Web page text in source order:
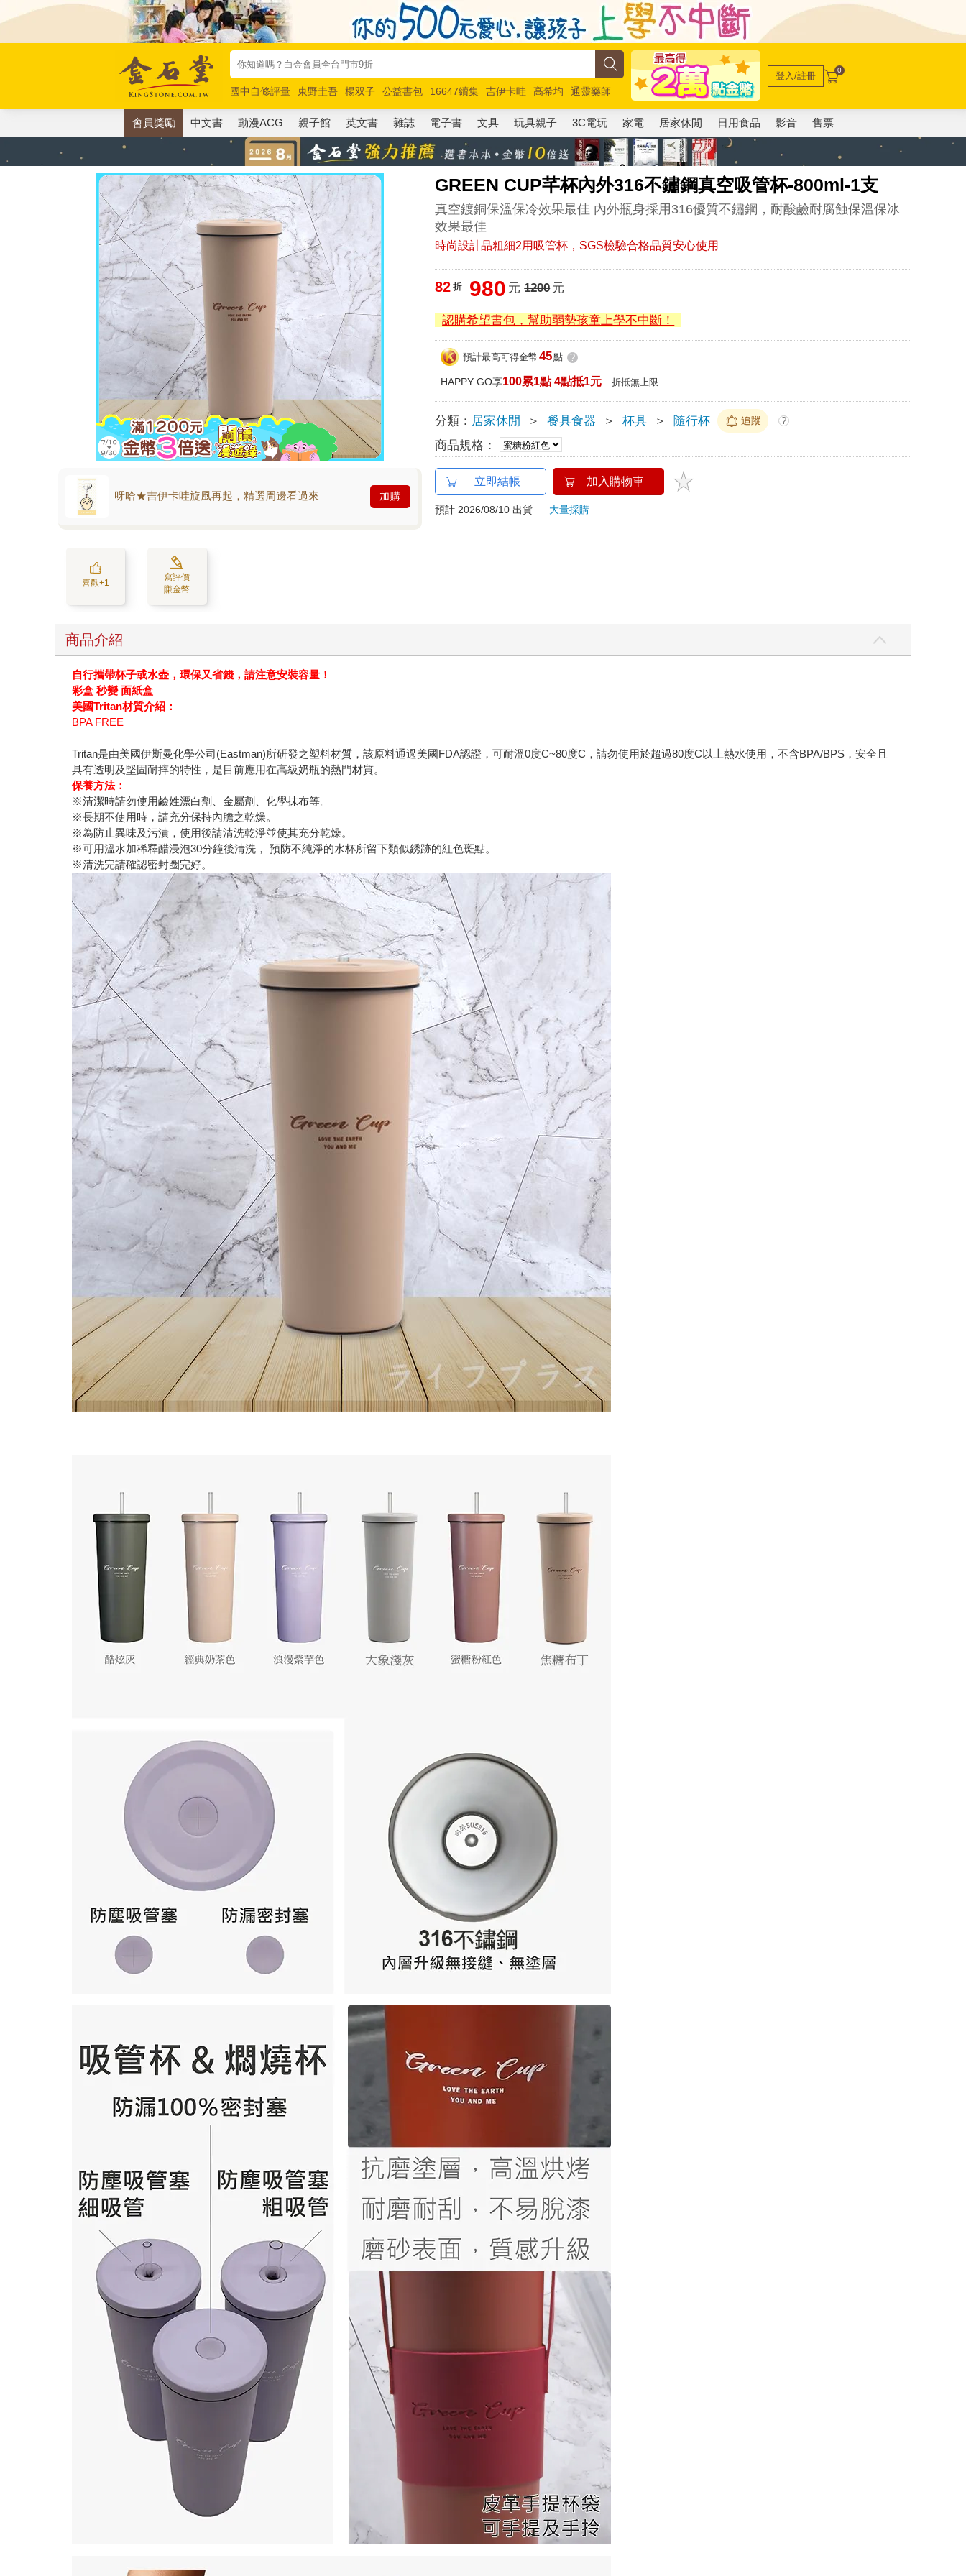
國中自修評量 東野圭吾 楊双子 公益書包 16647續集 吉伊卡哇 高希均
通靈藥師
唯紅花綻放
奧德賽 路邊攤新作 馬斯克 玩具總動員5 超慢跑
登入/註冊 0
會員獎勵 中文書 動漫ACG 親子館 英文書 雜誌 電子書 文具 玩具親子 3C電玩 家電 居家休閒 日用食品 影音 售票
GREEN CUP芊杯內外316不鏽鋼真空吸管杯-800ml-1支
真空鍍銅保溫保冷效果最佳 內外瓶身採用316優質不鏽鋼，耐酸鹼耐腐蝕保溫保冰
效果最佳
時尚設計品粗細2用吸管杯，SGS檢驗合格品質安心使用
呀哈★吉伊卡哇旋風再起，精選周邊看過來 加購
喜歡+1
寫評價
賺金幣
82 折 980 元 1200元
認購希望書包，幫助弱勢孩童上學不中斷！
預計最高可得金幣 45點 ?
HAPPY GO享100累1點 4點抵1元 折抵無上限
分類： 居家休閒 ＞ 餐具食器 ＞ 杯具 ＞ 隨行杯 追蹤 ?
商品規格：
立即結帳 加入購物車
預計 2026/08/10 出貨 大量採購
商品介紹
自行攜帶杯子或水壺，環保又省錢，請注意安裝容量！
彩盒 秒變 面紙盒
美國Tritan材質介紹：
BPA FREE
Tritan是由美國伊斯曼化學公司(Eastman)所研發之塑料材質，該原料通過美國FDA認證，可耐溫0度C~80度C，請勿使用於超過80度C以上熱水使用，不含BPA/BPS，安全且
具有透明及堅固耐摔的特性，是目前應用在高級奶瓶的熱門材質。
保養方法：
※清潔時請勿使用鹼姓漂白劑、金屬劑、化學抹布等。
※長期不使用時，請充分保持內膽之乾燥。
※為防止異味及污漬，使用後請清洗乾淨並使其充分乾燥。
※可用溫水加稀釋醋浸泡30分鐘後清洗， 預防不純淨的水杯所留下類似銹跡的紅色斑點。
※清洗完請確認密封圈完好。